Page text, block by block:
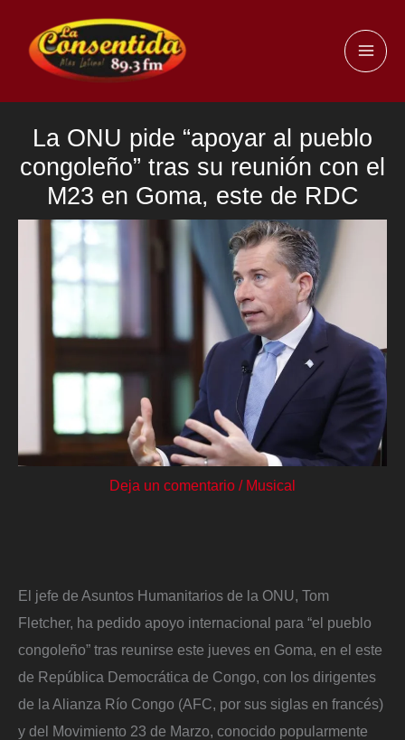
contenido
La ONU pide “apoyar al pueblo
congoleño” tras su reunión con el
M23 en Goma, este de RDC
Deja un comentario / Musical
El jefe de Asuntos Humanitarios de la ONU, Tom
Fletcher, ha pedido apoyo internacional para “el pueblo
congoleño” tras reunirse este jueves en Goma, en el este
de República Democrática de Congo, con los dirigentes
de la Alianza Río Congo (AFC, por sus siglas en francés)
y del Movimiento 23 de Marzo, conocido popularmente